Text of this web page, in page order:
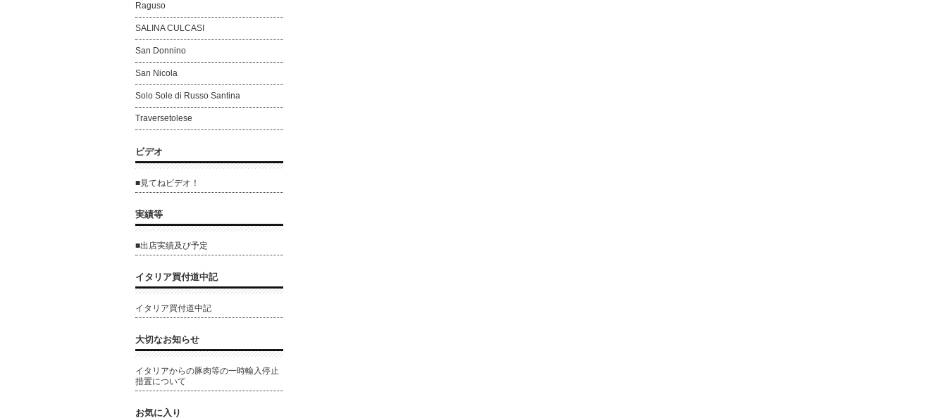
Raguso
SALINA CULCASI
San Donnino
San Nicola
Solo Sole di Russo Santina
Traversetolese
ビデオ
■見てねビデオ！
実績等
■出店実績及び予定
イタリア買付道中記
イタリア買付道中記
大切なお知らせ
イタリアからの豚肉等の一時輸入停止
措置について
お気に入り